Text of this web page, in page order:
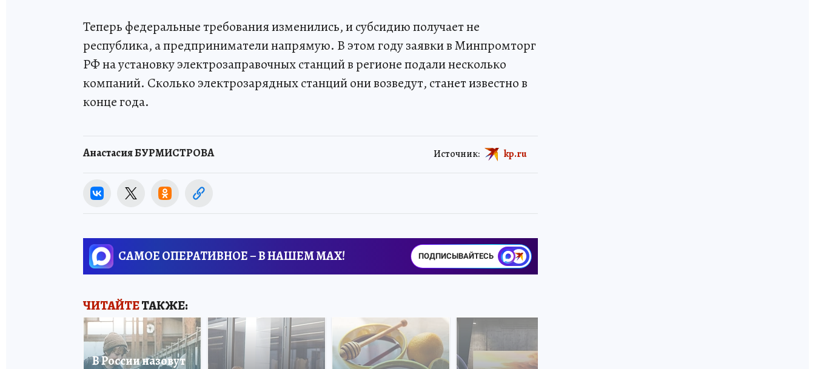
Теперь федеральные требования изменились, и субсидию получает не
республика, а предприниматели напрямую. В этом году заявки в Минпромторг
РФ на установку электрозаправочных станций в регионе подали несколько
компаний. Сколько электрозарядных станций они возведут, станет известно в
конце года.
Анастасия БУРМИСТРОВА Источник: kp.ru
САМОЕ ОПЕРАТИВНОЕ – В НАШЕМ MAX! ПОДПИСЫВАЙТЕСЬ
ЧИТАЙТЕТАКЖЕ:
В России назовут